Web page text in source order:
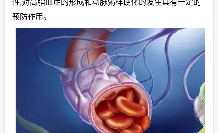
性,对高脂血症的形成和动脉粥样硬化的发生具有一定的
预防作用。